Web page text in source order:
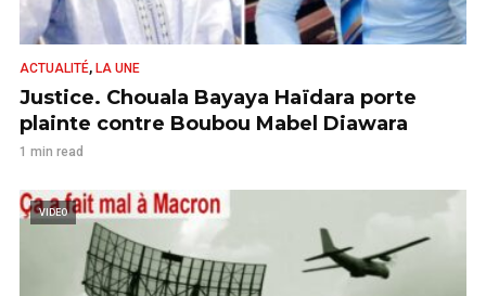
ACTUALITÉ, LA UNE
Justice. Chouala Bayaya Haïdara porte
plainte contre Boubou Mabel Diawara
1 min read
VIDEO